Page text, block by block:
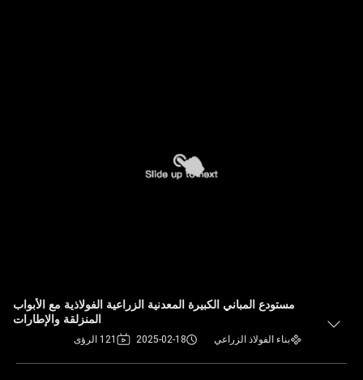
مستودع المباني الكبيرة المعدنية الزراعية الفولاذية مع الأبواب
المنزلقة والإطارات
بناء الفولاذ الزراعي 2025-02-18 121 الرؤى